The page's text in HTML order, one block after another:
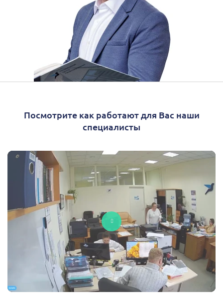
Посмотрите как работают для Вас наши
специалисты